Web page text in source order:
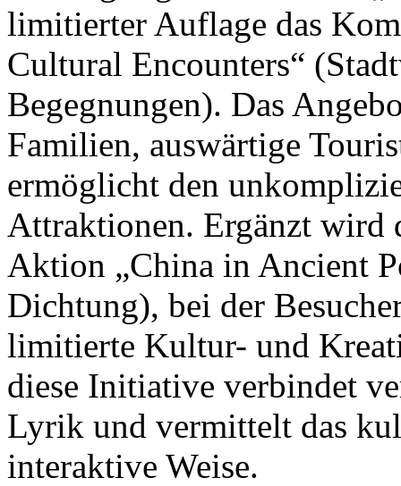
limitierter Auflage das
Cultural Encounters“
Begegnungen). Das
Familien, auswärtige
ermöglicht den
Attraktionen. Ergänzt wird
Aktion „China in Ancient
Dichtung), bei der
limitierte Kultur- und
diese Initiative verbindet
Lyrik und vermittelt das
interaktive Weise.